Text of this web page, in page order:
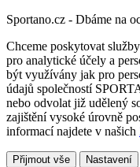
Sportano.cz - Dbáme na
Chceme poskytovat
pro analytické účely a
být využívány jak pro
údajů společností
nebo odvolat již udělený
zajištění vysoké úrovně
informací najdete v našich
Přijmout vše Nastavení